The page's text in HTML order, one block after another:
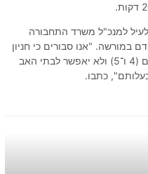
למנכ"ל משרד התחבורה
במורשה. "אנו סבורים כי חניון
שכזה לא יסייע בהפחתת הגודש בכבישים (4 ו־5) ולא יאפשר לבתי האב
כתבו.